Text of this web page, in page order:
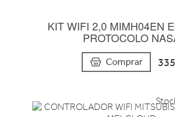
KIT WIFI 2,0 MIMH04EN
PROTOCOLO
Comprar